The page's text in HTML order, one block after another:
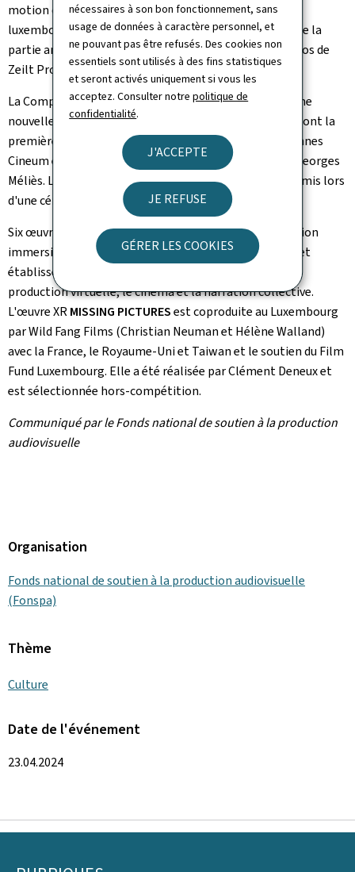
nécessaires à son bon fonctionnement, sans
usage de données à caractère personnel, et
ne pouvant pas être refusés. Des cookies non
essentiels sont utilisés à des fins statistiques
et seront activés uniquement si vous les
acceptez. Consulter notrepolitique de
confidentialité.
J'ACCEPTE
JE REFUSE
GÉRER LES COOKIES
motion capture a été réalisé avec les comédiennes
luxembourgeoises Anne Klein et Marianne Bourg. Toute la
partie animation du projet a été réalisée dans les studios de
Zeilt Productions à Foetz.
La Compétition immersive du Festival de Cannes est une
nouvelle compétition dédiée aux œuvres immersives, dont la
première édition se tiendra du 15 au 24 mai 2024 au Cannes
Cineum et à l'Université Côte d'Azur sur le campus de Georges
Méliès. Le Prix de la meilleure œuvre immersive sera remis lors
d'une cérémonie de clôture le 23 mai.
Six œuvres non-compétitives complètent cette sélection
immersive. Celles-ci explorent l'évolution du médium et
établissent des parallèles entre la réalité virtuelle, la
production virtuelle, le cinéma et la narration collective.
L'œuvre XRMISSING PICTURESest coproduite au Luxembourg
par Wild Fang Films (Christian Neuman et Hélène Walland)
avec la France, le Royaume-Uni et Taiwan et le soutien du Film
Fund Luxembourg. Elle a été réalisée par Clément Deneux et
est sélectionnée hors-compétition.
Communiqué par le Fonds national de soutien à la production
audiovisuelle
Organisation
Fonds national de soutien à la production audiovisuelle
(Fonspa)
Thème
Culture
Date de l'événement
23.04.2024